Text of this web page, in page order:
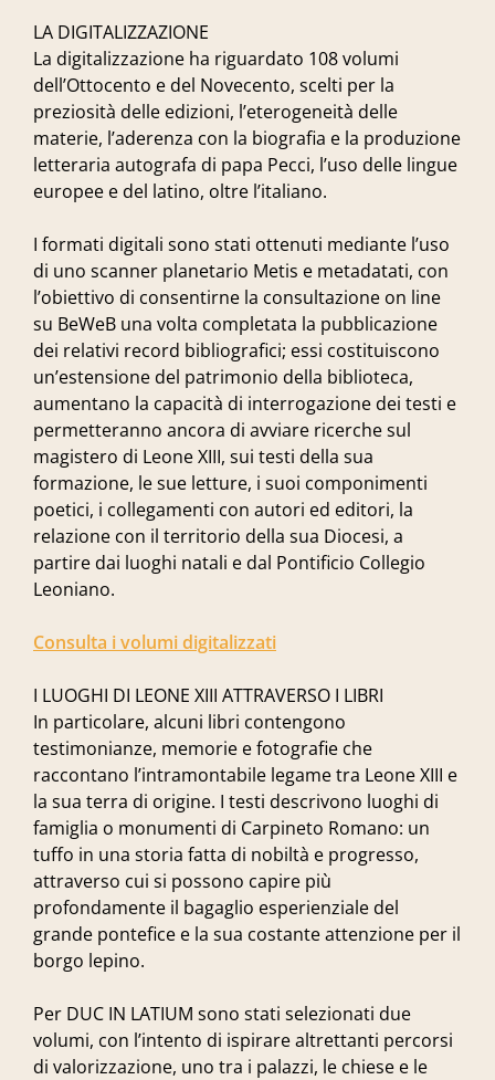
LA DIGITALIZZAZIONE
La digitalizzazione ha riguardato 108 volumi
dell’Ottocento e del Novecento, scelti per la
preziosità delle edizioni, l’eterogeneità delle
materie, l’aderenza con la biografia e la produzione
letteraria autografa di papa Pecci, l’uso delle lingue
europee e del latino, oltre l’italiano.
I formati digitali sono stati ottenuti mediante l’uso
di uno scanner planetario Metis e metadatati, con
l’obiettivo di consentirne la consultazione on line
su BeWeB una volta completata la pubblicazione
dei relativi record bibliografici; essi costituiscono
un’estensione del patrimonio della biblioteca,
aumentano la capacità di interrogazione dei testi e
permetteranno ancora di avviare ricerche sul
magistero di Leone XIII, sui testi della sua
formazione, le sue letture, i suoi componimenti
poetici, i collegamenti con autori ed editori, la
relazione con il territorio della sua Diocesi, a
partire dai luoghi natali e dal Pontificio Collegio
Leoniano.
Consulta i volumi digitalizzati
I LUOGHI DI LEONE XIII ATTRAVERSO I LIBRI
In particolare, alcuni libri contengono
testimonianze, memorie e fotografie che
raccontano l’intramontabile legame tra Leone XIII e
la sua terra di origine. I testi descrivono luoghi di
famiglia o monumenti di Carpineto Romano: un
tuffo in una storia fatta di nobiltà e progresso,
attraverso cui si possono capire più
profondamente il bagaglio esperienziale del
grande pontefice e la sua costante attenzione per il
borgo lepino.
Per DUC IN LATIUM sono stati selezionati due
volumi, con l’intento di ispirare altrettanti percorsi
di valorizzazione, uno tra i palazzi, le chiese e le